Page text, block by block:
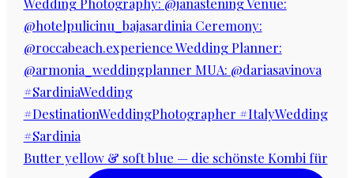
Butter yellow & soft blue — die schönste Kombi für